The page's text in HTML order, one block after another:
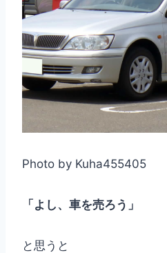
Photo by Kuha455405
「よし、車を売ろう」
と思うと